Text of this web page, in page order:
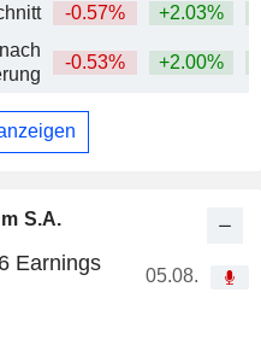
S.A.
Earnings
05.08.
-0.57% +2.03%
-0.53% +2.00%